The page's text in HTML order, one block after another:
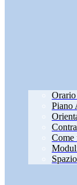
Piano
Come